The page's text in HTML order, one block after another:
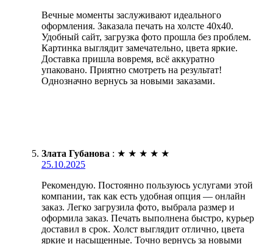
Вечные моменты заслуживают идеального
оформления. Заказала печать на холсте 40х40.
Удобный сайт, загрузка фото прошла без проблем.
Картинка выглядит замечательно, цвета яркие.
Доставка пришла вовремя, всё аккуратно
упаковано. Приятно смотреть на результат!
Однозначно вернусь за новыми заказами.
Злата Губанова : ★ ★ ★ ★ ★
25.10.2025
Рекомендую. Постоянно пользуюсь услугами этой
компании, так как есть удобная опция — онлайн
заказ. Легко загрузила фото, выбрала размер и
оформила заказ. Печать выполнена быстро, курьер
доставил в срок. Холст выглядит отлично, цвета
яркие и насыщенные. Точно вернусь за новыми